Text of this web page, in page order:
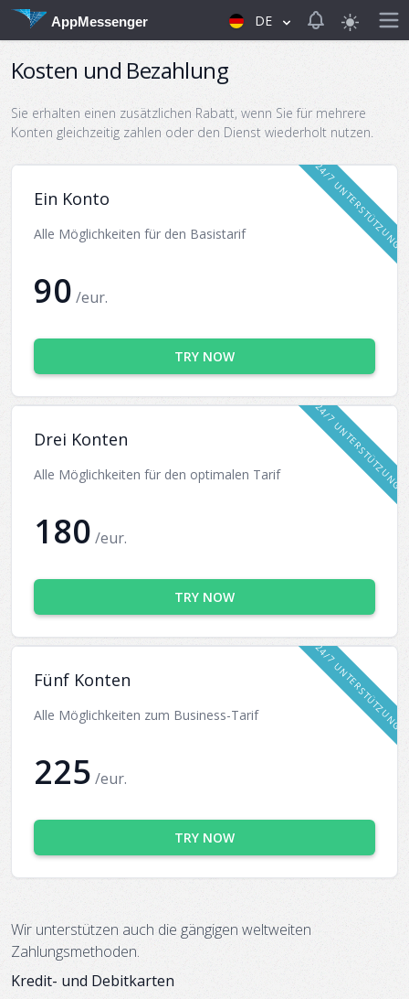
AppMessenger DE View
Kosten und Bezahlung
Sie erhalten einen zusätzlichen Rabatt, wenn Sie für mehrere
Konten gleichzeitig zahlen oder den Dienst wiederholt nutzen.
24/7 UNTERSTÜTZUNG
Ein Konto
Alle Möglichkeiten für den Basistarif
90 /eur.
TRY NOW
24/7 UNTERSTÜTZUNG
Drei Konten
Alle Möglichkeiten für den optimalen Tarif
180 /eur.
TRY NOW
24/7 UNTERSTÜTZUNG
Fünf Konten
Alle Möglichkeiten zum Business-Tarif
225 /eur.
TRY NOW
Wir unterstützen auch die gängigen weltweiten
Zahlungsmethoden.
Kredit- und Debitkarten